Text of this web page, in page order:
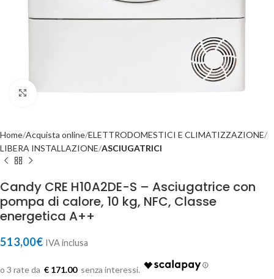
Click to enlarge
Home Acquista online ELETTRODOMESTICI E CLIMATIZZAZIONE
LIBERA INSTALLAZIONE ASCIUGATRICI
Candy CRE H10A2DE-S – Asciugatrice con
pompa di calore, 10 kg, NFC, Classe
energetica A++
513,00€ IVA inclusa
€ 171.00